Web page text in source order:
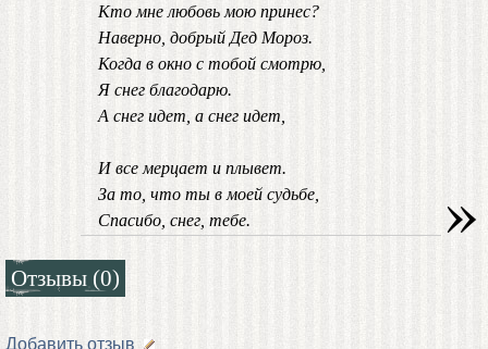
Кто мне любовь мою принес?
Наверно, добрый Дед Мороз.
Когда в окно с тобой смотрю,
Я снег благодарю.
А снег идет, а снег идет,
И все мерцает и плывет.
За то, что ты в моей судьбе,
Спасибо, снег, тебе.
»
Отзывы (0)
Добавить отзыв